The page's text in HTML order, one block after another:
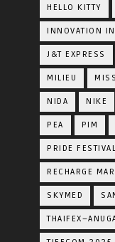
HELLO KITTY
INNOVATION
J&T EXPRESS
MILIEU
NIDA NIKE
PEA PIM
PRIDE FESTIVAL
RECHARGE
SKYMED